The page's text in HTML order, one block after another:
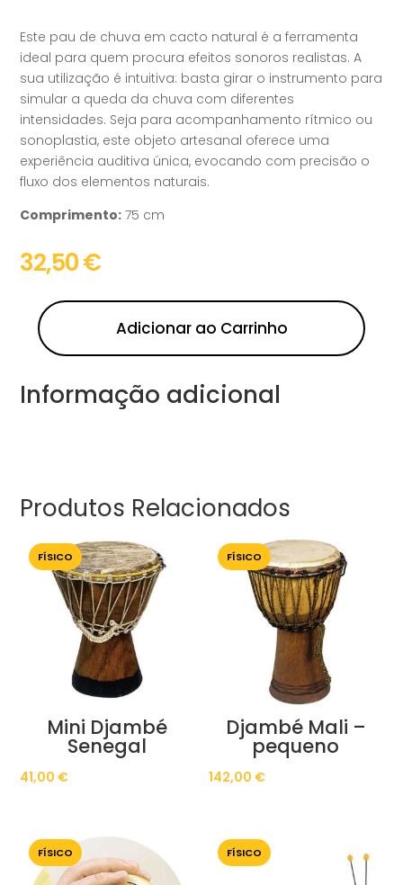
Este pau de chuva em cacto natural é a ferramenta
ideal para quem procura efeitos sonoros realistas. A
sua utilização é intuitiva: basta girar o instrumento para
simular a queda da chuva com diferentes
intensidades. Seja para acompanhamento rítmico ou
sonoplastia, este objeto artesanal oferece uma
experiência auditiva única, evocando com precisão o
fluxo dos elementos naturais.
Comprimento: 75 cm
32,50€
Adicionar ao Carrinho
Informação adicional
Produtos Relacionados
FÍSICO
Mini Djambé
Senegal
41,00 €
FÍSICO
Djambé Mali –
pequeno
142,00 €
FÍSICO FÍSICO